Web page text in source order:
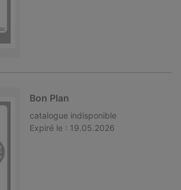
Bon Plan
catalogue indisponible
Expiré le : 19.05.2026